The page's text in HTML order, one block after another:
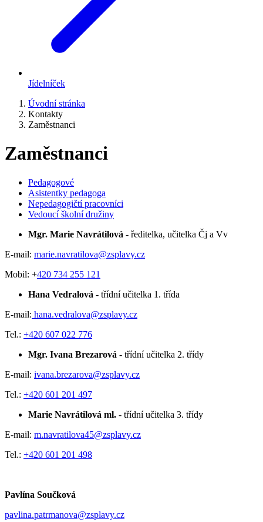
Jídelníček
Úvodní stránka
Kontakty
Zaměstnanci
Zaměstnanci
Pedagogové
Asistentky pedagoga
Nepedagogičtí pracovníci
Vedoucí školní družiny
Mgr. Marie Navrátilová - ředitelka, učitelka Čj a Vv
E-mail: marie.navratilova@zsplavy.cz
Mobil: +420 734 255 121
Hana Vedralová - třídní učitelka 1. třída
E-mail: hana.vedralova@zsplavy.cz
Tel.: +420 607 022 776
Mgr. Ivana Brezarová - třídní učitelka 2. třídy
E-mail: ivana.brezarova@zsplavy.cz
Tel.: +420 601 201 497
Marie Navrátilová ml. - třídní učitelka 3. třídy
E-mail: m.navratilova45@zsplavy.cz
Tel.: +420 601 201 498
Pavlína Součková
pavlina.patrmanova@zsplavy.cz